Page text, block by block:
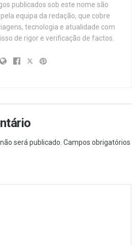
publicados sob este nome são
equipa da redação, que cobre
tecnologia e atualidade com
de rigor e verificação de factos.
será publicado. Campos obrigatórios